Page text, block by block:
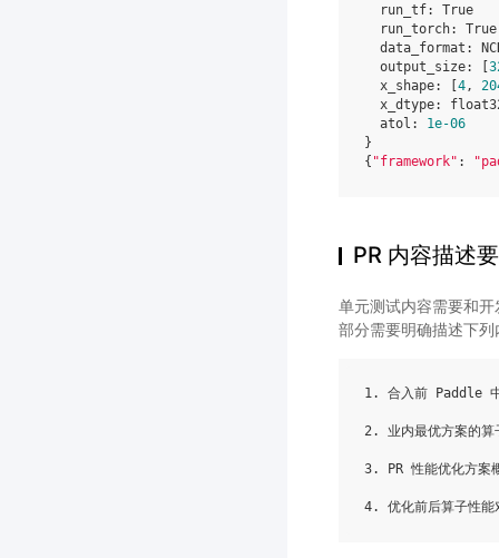
run_tf:
True
run_torch:
True
data_format :
output_size:
x_shape: 4,
x_dtype:
atol :
1e-06
}
{ "framework" :
PR 内容描述
单元测试内容需要和
部分需要明确描述下列
1. 合入前 Paddle
2. 业内最优方案的算
3. PR 性能优化方案
4. 优化前后算子性能